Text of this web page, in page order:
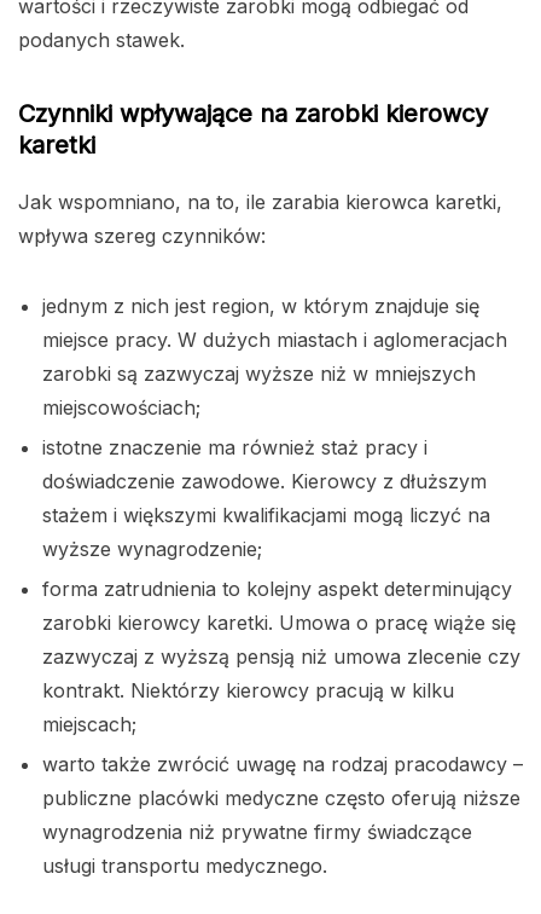
wartości i rzeczywiste zarobki mogą odbiegać od
podanych stawek.
Czynniki wpływające na zarobki kierowcy
karetki
Jak wspomniano, na to, ile zarabia kierowca karetki,
wpływa szereg czynników:
jednym z nich jest region, w którym znajduje się
miejsce pracy. W dużych miastach i aglomeracjach
zarobki są zazwyczaj wyższe niż w mniejszych
miejscowościach;
istotne znaczenie ma również staż pracy i
doświadczenie zawodowe. Kierowcy z dłuższym
stażem i większymi kwalifikacjami mogą liczyć na
wyższe wynagrodzenie;
forma zatrudnienia to kolejny aspekt determinujący
zarobki kierowcy karetki. Umowa o pracę wiąże się
zazwyczaj z wyższą pensją niż umowa zlecenie czy
kontrakt. Niektórzy kierowcy pracują w kilku
miejscach;
warto także zwrócić uwagę na rodzaj pracodawcy –
publiczne placówki medyczne często oferują niższe
wynagrodzenia niż prywatne firmy świadczące
usługi transportu medycznego.